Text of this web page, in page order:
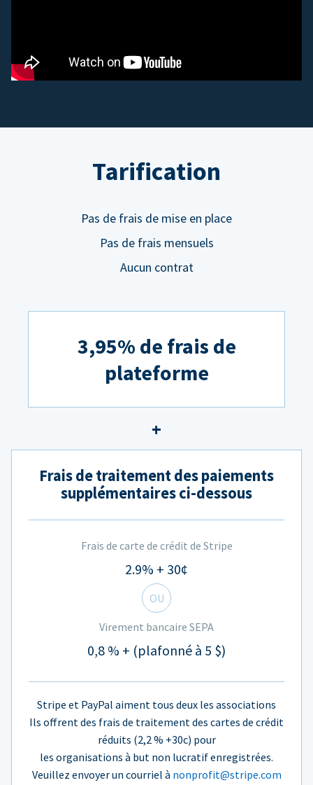
Tarification
Pas de frais de mise en place
Pas de frais mensuels
Aucun contrat
3,95% de frais de
plateforme
Frais de traitement des paiements
supplémentaires ci-dessous
Frais de carte de crédit de Stripe
2.9% + 30¢
OU
Virement bancaire SEPA
0,8 % + (plafonné à 5 $)
Stripe et PayPal aiment tous deux les associations
Ils offrent des frais de traitement des cartes de crédit
réduits (2,2 % +30c) pour
les organisations à but non lucratif enregistrées.
Veuillez envoyer un courriel à nonprofit@stripe.com